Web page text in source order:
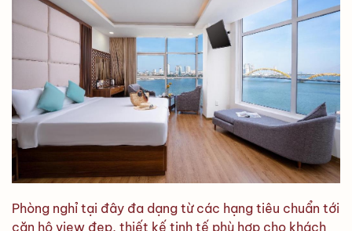
Phòng nghỉ tại đây đa dạng từ các hạng tiêu chuẩn tới
căn hộ view đẹp, thiết kế tinh tế phù hợp cho khách